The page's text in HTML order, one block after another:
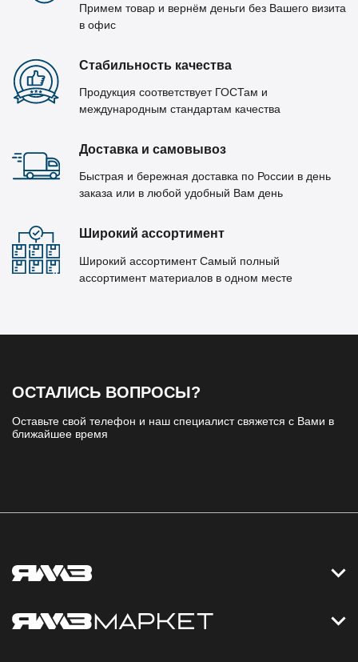
Примем товар и вернём деньги без Вашего визита
в офис
Стабильность качества
Продукция соответствует ГОСТам и
международным стандартам качества
Доставка и самовывоз
Быстрая и бережная доставка по России в день
заказа или в любой удобный Вам день
Широкий ассортимент
Широкий ассортимент Самый полный
ассортимент материалов в одном месте
ОСТАЛИСЬ ВОПРОСЫ?
Оставьте свой телефон и наш специалист свяжется с Вами в
ближайшее время
Контакты